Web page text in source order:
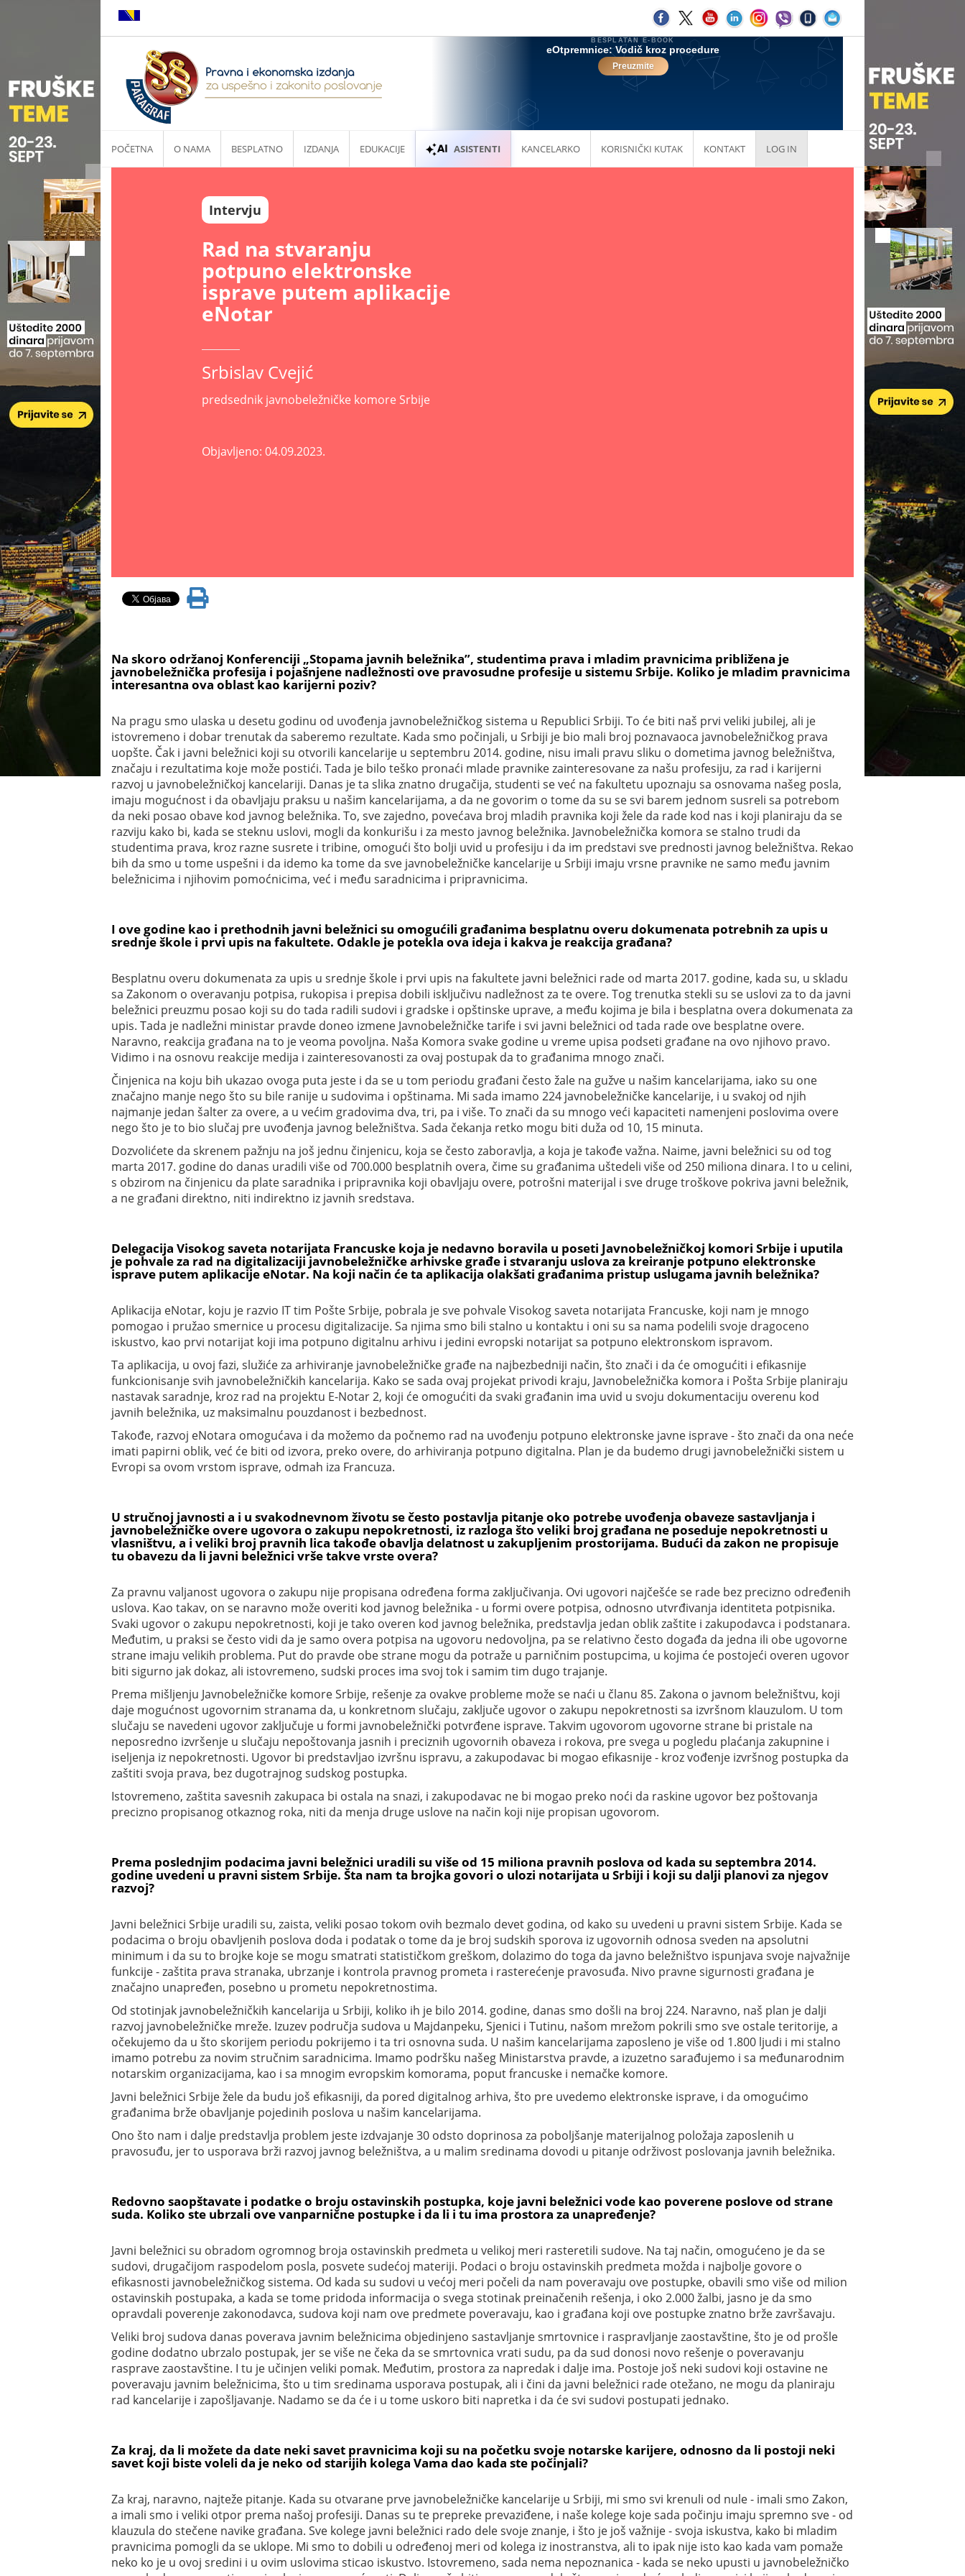
POČETNA O NAMA BESPLATNO IZDANJA EDUKACIJE ASISTENTI KANCELARKO KORISNIČKI KUTAK KONTAKT LOG IN
Intervju
Rad na stvaranju
potpuno elektronske
isprave putem aplikacije
eNotar
Srbislav Cvejić
predsednik javnobeležničke komore Srbije
Objavljeno: 04.09.2023.
Na skoro održanoj Konferenciji „Stopama javnih beležnika”, studentima prava i mladim pravnicima približena je
javnobeležnička profesija i pojašnjene nadležnosti ove pravosudne profesije u sistemu Srbije. Koliko je mladim pravnicima
interesantna ova oblast kao karijerni poziv?
Na pragu smo ulaska u desetu godinu od uvođenja javnobeležničkog sistema u Republici Srbiji. To će biti naš prvi veliki jubilej, ali je
istovremeno i dobar trenutak da saberemo rezultate. Kada smo počinjali, u Srbiji je bio mali broj poznavaoca javnobeležničkog prava
uopšte. Čak i javni beležnici koji su otvorili kancelarije u septembru 2014. godine, nisu imali pravu sliku o dometima javnog beležništva,
značaju i rezultatima koje može postići. Tada je bilo teško pronaći mlade pravnike zainteresovane za našu profesiju, za rad i karijerni
razvoj u javnobeležničkoj kancelariji. Danas je ta slika znatno drugačija, studenti se već na fakultetu upoznaju sa osnovama našeg posla,
imaju mogućnost i da obavljaju praksu u našim kancelarijama, a da ne govorim o tome da su se svi barem jednom susreli sa potrebom
da neki posao obave kod javnog beležnika. To, sve zajedno, povećava broj mladih pravnika koji žele da rade kod nas i koji planiraju da se
razviju kako bi, kada se steknu uslovi, mogli da konkurišu i za mesto javnog beležnika. Javnobeležnička komora se stalno trudi da
studentima prava, kroz razne susrete i tribine, omogući što bolji uvid u profesiju i da im predstavi sve prednosti javnog beležništva. Rekao
bih da smo u tome uspešni i da idemo ka tome da sve javnobeležničke kancelarije u Srbiji imaju vrsne pravnike ne samo među javnim
beležnicima i njihovim pomoćnicima, već i među saradnicima i pripravnicima.
I ove godine kao i prethodnih javni beležnici su omogućili građanima besplatnu overu dokumenata potrebnih za upis u
srednje škole i prvi upis na fakultete. Odakle je potekla ova ideja i kakva je reakcija građana?
Besplatnu overu dokumenata za upis u srednje škole i prvi upis na fakultete javni beležnici rade od marta 2017. godine, kada su, u skladu
sa Zakonom o overavanju potpisa, rukopisa i prepisa dobili isključivu nadležnost za te overe. Tog trenutka stekli su se uslovi za to da javni
beležnici preuzmu posao koji su do tada radili sudovi i gradske i opštinske uprave, a među kojima je bila i besplatna overa dokumenata za
upis. Tada je nadležni ministar pravde doneo izmene Javnobeležničke tarife i svi javni beležnici od tada rade ove besplatne overe.
Naravno, reakcija građana na to je veoma povoljna. Naša Komora svake godine u vreme upisa podseti građane na ovo njihovo pravo.
Vidimo i na osnovu reakcije medija i zainteresovanosti za ovaj postupak da to građanima mnogo znači.
Činjenica na koju bih ukazao ovoga puta jeste i da se u tom periodu građani često žale na gužve u našim kancelarijama, iako su one
značajno manje nego što su bile ranije u sudovima i opštinama. Mi sada imamo 224 javnobeležničke kancelarije, i u svakoj od njih
najmanje jedan šalter za overe, a u većim gradovima dva, tri, pa i više. To znači da su mnogo veći kapaciteti namenjeni poslovima overe
nego što je to bio slučaj pre uvođenja javnog beležništva. Sada čekanja retko mogu biti duža od 10, 15 minuta.
Dozvolićete da skrenem pažnju na još jednu činjenicu, koja se često zaboravlja, a koja je takođe važna. Naime, javni beležnici su od tog
marta 2017. godine do danas uradili više od 700.000 besplatnih overa, čime su građanima uštedeli više od 250 miliona dinara. I to u celini,
s obzirom na činjenicu da plate saradnika i pripravnika koji obavljaju overe, potrošni materijal i sve druge troškove pokriva javni beležnik,
a ne građani direktno, niti indirektno iz javnih sredstava.
Delegacija Visokog saveta notarijata Francuske koja je nedavno boravila u poseti Javnobeležničkoj komori Srbije i uputila
je pohvale za rad na digitalizaciji javnobeležničke arhivske građe i stvaranju uslova za kreiranje potpuno elektronske
isprave putem aplikacije eNotar. Na koji način će ta aplikacija olakšati građanima pristup uslugama javnih beležnika?
Aplikacija eNotar, koju je razvio IT tim Pošte Srbije, pobrala je sve pohvale Visokog saveta notarijata Francuske, koji nam je mnogo
pomogao i pružao smernice u procesu digitalizacije. Sa njima smo bili stalno u kontaktu i oni su sa nama podelili svoje dragoceno
iskustvo, kao prvi notarijat koji ima potpuno digitalnu arhivu i jedini evropski notarijat sa potpuno elektronskom ispravom.
Ta aplikacija, u ovoj fazi, služiće za arhiviranje javnobeležničke građe na najbezbedniji način, što znači i da će omogućiti i efikasnije
funkcionisanje svih javnobeležničkih kancelarija. Kako se sada ovaj projekat privodi kraju, Javnobeležnička komora i Pošta Srbije planiraju
nastavak saradnje, kroz rad na projektu E-Notar 2, koji će omogućiti da svaki građanin ima uvid u svoju dokumentaciju overenu kod
javnih beležnika, uz maksimalnu pouzdanost i bezbednost.
Takođe, razvoj eNotara omogućava i da možemo da počnemo rad na uvođenju potpuno elektronske javne isprave - što znači da ona neće
imati papirni oblik, već će biti od izvora, preko overe, do arhiviranja potpuno digitalna. Plan je da budemo drugi javnobeležnički sistem u
Evropi sa ovom vrstom isprave, odmah iza Francuza.
U stručnoj javnosti a i u svakodnevnom životu se često postavlja pitanje oko potrebe uvođenja obaveze sastavljanja i
javnobeležničke overe ugovora o zakupu nepokretnosti, iz razloga što veliki broj građana ne poseduje nepokretnosti u
vlasništvu, a i veliki broj pravnih lica takođe obavlja delatnost u zakupljenim prostorijama. Budući da zakon ne propisuje
tu obavezu da li javni beležnici vrše takve vrste overa?
Za pravnu valjanost ugovora o zakupu nije propisana određena forma zaključivanja. Ovi ugovori najčešće se rade bez precizno određenih
uslova. Kao takav, on se naravno može overiti kod javnog beležnika - u formi overe potpisa, odnosno utvrđivanja identiteta potpisnika.
Svaki ugovor o zakupu nepokretnosti, koji je tako overen kod javnog beležnika, predstavlja jedan oblik zaštite i zakupodavca i podstanara.
Međutim, u praksi se često vidi da je samo overa potpisa na ugovoru nedovoljna, pa se relativno često događa da jedna ili obe ugovorne
strane imaju velikih problema. Put do pravde obe strane mogu da potraže u parničnim postupcima, u kojima će postojeći overen ugovor
biti sigurno jak dokaz, ali istovremeno, sudski proces ima svoj tok i samim tim dugo trajanje.
Prema mišljenju Javnobeležničke komore Srbije, rešenje za ovakve probleme može se naći u članu 85. Zakona o javnom beležništvu, koji
daje mogućnost ugovornim stranama da, u konkretnom slučaju, zaključe ugovor o zakupu nepokretnosti sa izvršnom klauzulom. U tom
slučaju se navedeni ugovor zaključuje u formi javnobeležnički potvrđene isprave. Takvim ugovorom ugovorne strane bi pristale na
neposredno izvršenje u slučaju nepoštovanja jasnih i preciznih ugovornih obaveza i rokova, pre svega u pogledu plaćanja zakupnine i
iseljenja iz nepokretnosti. Ugovor bi predstavljao izvršnu ispravu, a zakupodavac bi mogao efikasnije - kroz vođenje izvršnog postupka da
zaštiti svoja prava, bez dugotrajnog sudskog postupka.
Istovremeno, zaštita savesnih zakupaca bi ostala na snazi, i zakupodavac ne bi mogao preko noći da raskine ugovor bez poštovanja
precizno propisanog otkaznog roka, niti da menja druge uslove na način koji nije propisan ugovorom.
Prema poslednjim podacima javni beležnici uradili su više od 15 miliona pravnih poslova od kada su septembra 2014.
godine uvedeni u pravni sistem Srbije. Šta nam ta brojka govori o ulozi notarijata u Srbiji i koji su dalji planovi za njegov
razvoj?
Javni beležnici Srbije uradili su, zaista, veliki posao tokom ovih bezmalo devet godina, od kako su uvedeni u pravni sistem Srbije. Kada se
podacima o broju obavljenih poslova doda i podatak o tome da je broj sudskih sporova iz ugovornih odnosa sveden na apsolutni
minimum i da su to brojke koje se mogu smatrati statističkom greškom, dolazimo do toga da javno beležništvo ispunjava svoje najvažnije
funkcije - zaštita prava stranaka, ubrzanje i kontrola pravnog prometa i rasterećenje pravosuđa. Nivo pravne sigurnosti građana je
značajno unapređen, posebno u prometu nepokretnostima.
Od stotinjak javnobeležničkih kancelarija u Srbiji, koliko ih je bilo 2014. godine, danas smo došli na broj 224. Naravno, naš plan je dalji
razvoj javnobeležničke mreže. Izuzev područja sudova u Majdanpeku, Sjenici i Tutinu, našom mrežom pokrili smo sve ostale teritorije, a
očekujemo da u što skorijem periodu pokrijemo i ta tri osnovna suda. U našim kancelarijama zaposleno je više od 1.800 ljudi i mi stalno
imamo potrebu za novim stručnim saradnicima. Imamo podršku našeg Ministarstva pravde, a izuzetno sarađujemo i sa međunarodnim
notarskim organizacijama, kao i sa mnogim evropskim komorama, poput francuske i nemačke komore.
Javni beležnici Srbije žele da budu još efikasniji, da pored digitalnog arhiva, što pre uvedemo elektronske isprave, i da omogućimo
građanima brže obavljanje pojedinih poslova u našim kancelarijama.
Ono što nam i dalje predstavlja problem jeste izdvajanje 30 odsto doprinosa za poboljšanje materijalnog položaja zaposlenih u
pravosuđu, jer to usporava brži razvoj javnog beležništva, a u malim sredinama dovodi u pitanje održivost poslovanja javnih beležnika.
Redovno saopštavate i podatke o broju ostavinskih postupka, koje javni beležnici vode kao poverene poslove od strane
suda. Koliko ste ubrzali ove vanparnične postupke i da li i tu ima prostora za unapređenje?
Javni beležnici su obradom ogromnog broja ostavinskih predmeta u velikoj meri rasteretili sudove. Na taj način, omogućeno je da se
sudovi, drugačijom raspodelom posla, posvete sudećoj materiji. Podaci o broju ostavinskih predmeta možda i najbolje govore o
efikasnosti javnobeležničkog sistema. Od kada su sudovi u većoj meri počeli da nam poveravaju ove postupke, obavili smo više od milion
ostavinskih postupaka, a kada se tome pridoda informacija o svega stotinak preinačenih rešenja, i oko 2.000 žalbi, jasno je da smo
opravdali poverenje zakonodavca, sudova koji nam ove predmete poveravaju, kao i građana koji ove postupke znatno brže završavaju.
Veliki broj sudova danas poverava javnim beležnicima objedinjeno sastavljanje smrtovnice i raspravljanje zaostavštine, što je od prošle
godine dodatno ubrzalo postupak, jer se više ne čeka da se smrtovnica vrati sudu, pa da sud donosi novo rešenje o poveravanju
rasprave zaostavštine. I tu je učinjen veliki pomak. Međutim, prostora za napredak i dalje ima. Postoje još neki sudovi koji ostavine ne
poveravaju javnim beležnicima, što u tim sredinama usporava postupak, ali i čini da javni beležnici rade otežano, ne mogu da planiraju
rad kancelarije i zapošljavanje. Nadamo se da će i u tome uskoro biti napretka i da će svi sudovi postupati jednako.
Za kraj, da li možete da date neki savet pravnicima koji su na početku svoje notarske karijere, odnosno da li postoji neki
savet koji biste voleli da je neko od starijih kolega Vama dao kada ste počinjali?
Za kraj, naravno, najteže pitanje. Kada su otvarane prve javnobeležničke kancelarije u Srbiji, mi smo svi krenuli od nule - imali smo Zakon,
a imali smo i veliki otpor prema našoj profesiji. Danas su te prepreke prevaziđene, i naše kolege koje sada počinju imaju spremno sve - od
klauzula do stečene navike građana. Sve kolege javni beležnici rado dele svoje znanje, i što je još važnije - svoja iskustva, kako bi mladim
pravnicima pomogli da se uklope. Mi smo to dobili u određenoj meri od kolega iz inostranstva, ali to ipak nije isto kao kada vam pomaže
neko ko je u ovoj sredini i u ovim uslovima sticao iskustvo. Istovremeno, sada nema nepoznanica - kada se neko upusti u javnobeležničko